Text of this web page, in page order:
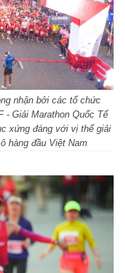
nhận bởi các tổ chức
- Giải Marathon Quốc Tế
xứng đáng với vị thế giải
hàng đầu Việt Nam